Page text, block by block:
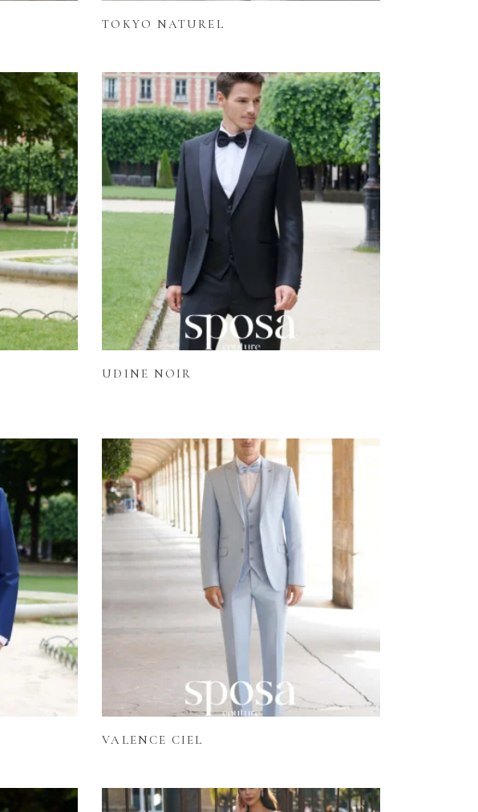
TOKYO NATUREL
Lire la suite
UDINE NOIR
Lire la suite
VALENCE CIEL